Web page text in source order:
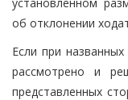
об отклонении
Если при
рассмотрено и
представленных